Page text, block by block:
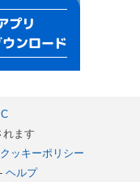
ます
クッキーポリシー
ヘルプ